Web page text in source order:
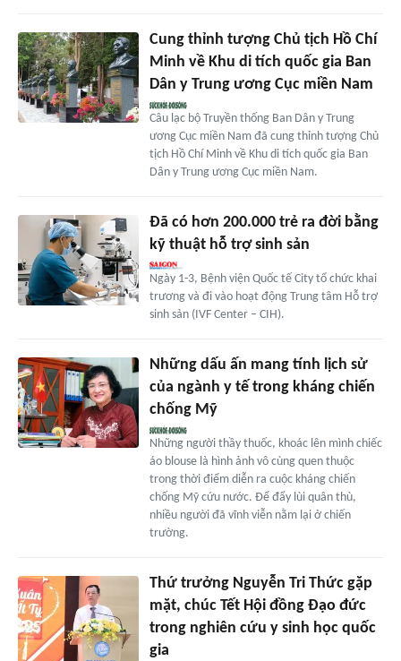
Cung thỉnh tượng Chủ tịch Hồ Chí
Minh về Khu di tích quốc gia Ban
Dân y Trung ương Cục miền Nam
Câu lạc bộ Truyền thống Ban Dân y Trung
ương Cục miền Nam đã cung thỉnh tượng Chủ
tịch Hồ Chí Minh về Khu di tích quốc gia Ban
Dân y Trung ương Cục miền Nam.
Đã có hơn 200.000 trẻ ra đời bằng
kỹ thuật hỗ trợ sinh sản
Ngày 1-3, Bệnh viện Quốc tế City tổ chức khai
trương và đi vào hoạt động Trung tâm Hỗ trợ
sinh sản (IVF Center – CIH).
Những dấu ấn mang tính lịch sử
của ngành y tế trong kháng chiến
chống Mỹ
Những người thầy thuốc, khoác lên mình chiếc
áo blouse là hình ảnh vô cùng quen thuộc
trong thời điểm diễn ra cuộc kháng chiến
chống Mỹ cứu nước. Để đẩy lùi quân thù,
nhiều người đã vĩnh viễn nằm lại ở chiến
trường.
Thứ trưởng Nguyễn Tri Thức gặp
mặt, chúc Tết Hội đồng Đạo đức
trong nghiên cứu y sinh học quốc
gia